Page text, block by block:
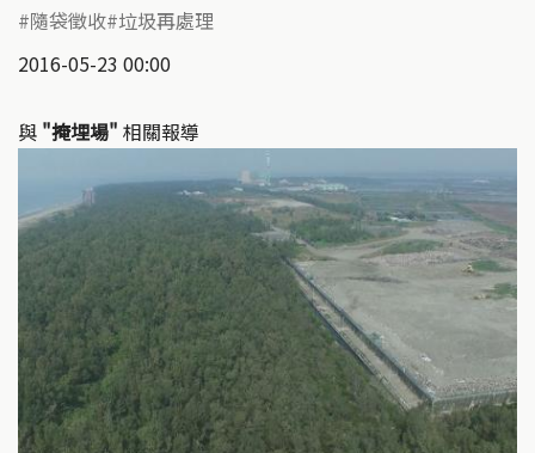
隨袋徵收 垃圾再處理
2016-05-23 00:00
與 "掩埋場" 相關報導